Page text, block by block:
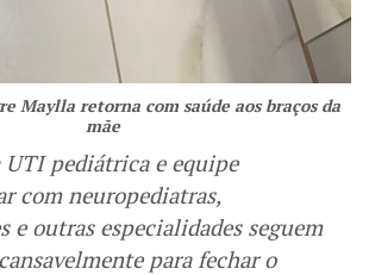
Maylla retorna com saúde aos braços da
mãe
UTI pediátrica e equipe
com neuropediatras,
e outras especialidades seguem
para fechar o